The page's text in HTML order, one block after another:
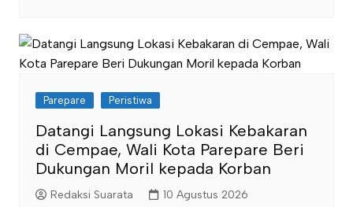
Parepare Peristiwa
Datangi Langsung Lokasi Kebakaran
di Cempae, Wali Kota Parepare Beri
Dukungan Moril kepada Korban
Redaksi Suarata 10 Agustus 2026